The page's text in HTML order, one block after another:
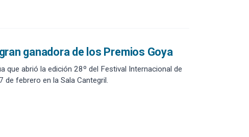
ganadora de los Premios Goya
del Festival Internacional de
febrero en la Sala Cantegril.